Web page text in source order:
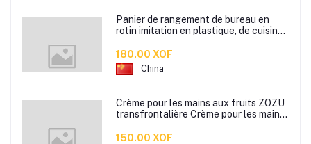
Panier de rangement de bureau en
rotin imitation en plastique, de cuisine
de rangement de salle de bain
180.00 XOF
China
Crème pour les mains aux fruits ZOZU
transfrontalière Crème pour les mains
80g
150.00 XOF